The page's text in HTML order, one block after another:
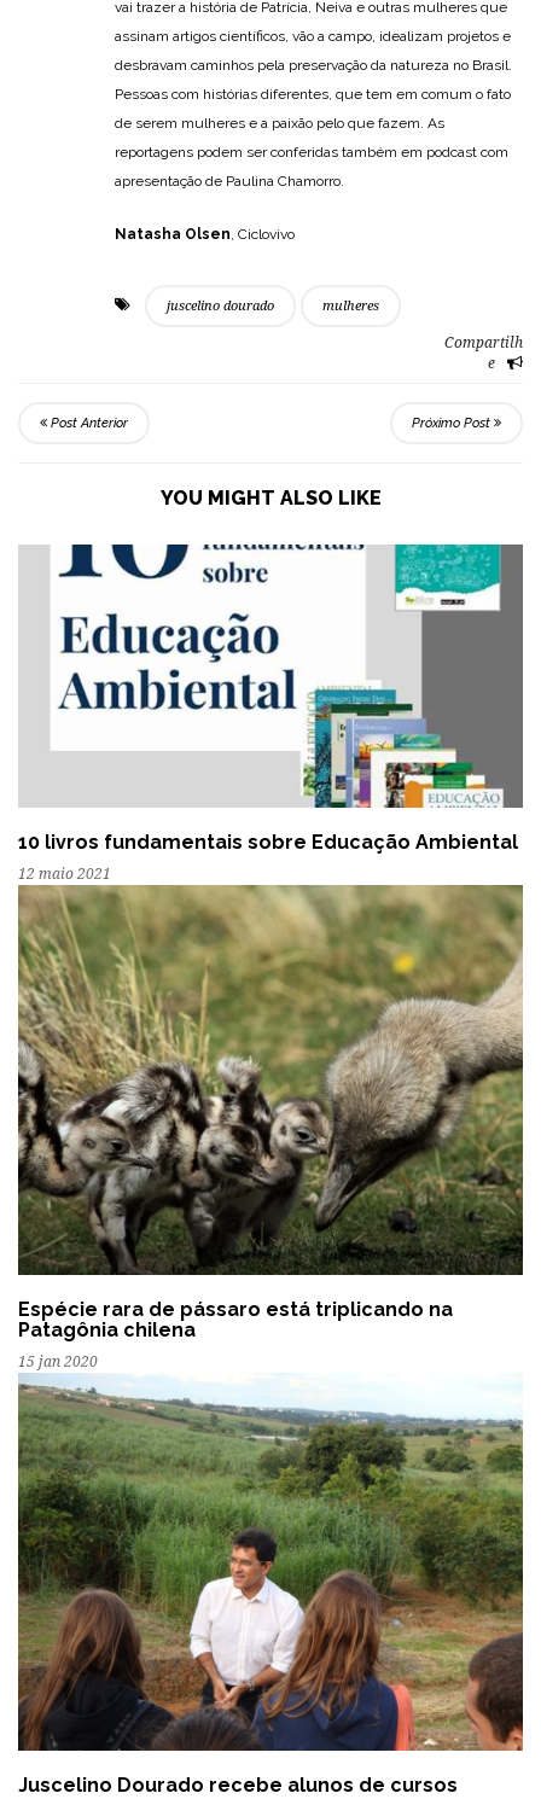
vai trazer a história de Patrícia, Neiva e outras mulheres que
assinam artigos científicos, vão a campo, idealizam projetos e
desbravam caminhos pela preservação da natureza no Brasil.
Pessoas com histórias diferentes, que tem em comum o fato
de serem mulheres e a paixão pelo que fazem. As
reportagens podem ser conferidas também em podcast com
apresentação de Paulina Chamorro.
Natasha Olsen, Ciclovivo
juscelino dourado mulheres
Compartilh
e
Post Anterior Próximo Post
YOU MIGHT ALSO LIKE
10 livros fundamentais sobre Educação Ambiental
12 maio 2021
Espécie rara de pássaro está triplicando na
Patagônia chilena
15 jan 2020
Juscelino Dourado recebe alunos de cursos